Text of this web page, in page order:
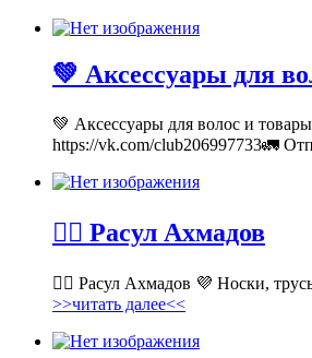
💚 Аксессуары для
💚 Аксессуары для волос и
https://vk.com/club206997733🚛
💁‍♂ Расул Ахмадов
💁‍♂ Расул Ахмадов 💜 Носки,
>>читать далее<<